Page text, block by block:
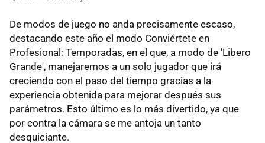
De modos de juego no anda precisamente escaso,
destacando este año el modo Conviértete en
Profesional: Temporadas, en el que, a modo de 'Libero
Grande', manejaremos a un solo jugador que irá
creciendo con el paso del tiempo gracias a la
experiencia obtenida para mejorar después sus
parámetros. Esto último es lo más divertido, ya que
por contra la cámara se me antoja un tanto
desquiciante.